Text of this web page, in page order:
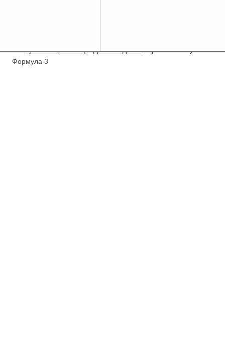
/ Купити Гербалайф / Добавки до їжі / Протеїнова суміш
Формула 3